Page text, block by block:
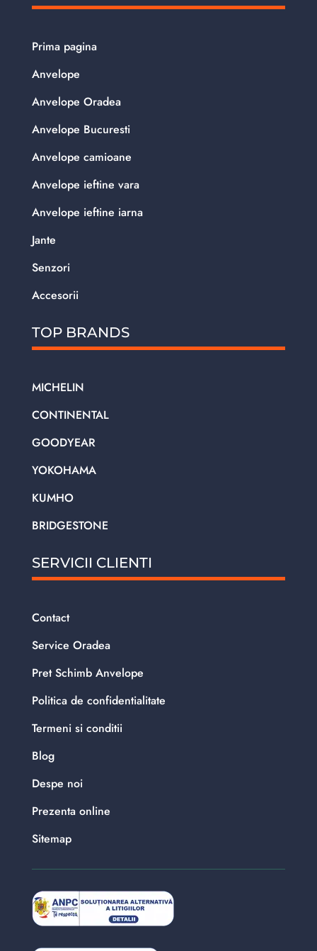
Prima pagina
Anvelope
Anvelope Oradea
Anvelope Bucuresti
Anvelope camioane
Anvelope ieftine vara
Anvelope ieftine iarna
Jante
Senzori
Accesorii
TOP BRANDS
MICHELIN
CONTINENTAL
GOODYEAR
YOKOHAMA
KUMHO
BRIDGESTONE
SERVICII CLIENTI
Contact
Service Oradea
Pret Schimb Anvelope
Politica de confidentialitate
Termeni si conditii
Blog
Despe noi
Prezenta online
Sitemap